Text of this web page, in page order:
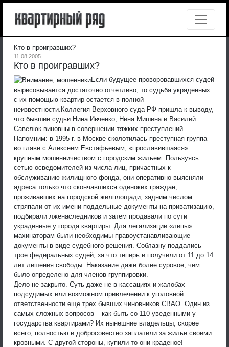
Кто в проигравших?
11.08.2005
Кто в проигравших?
Если будущее проворовавшихся судей
вырисовывается достаточно отчетливо, то судьба украденных
с их помощью квартир остается в полной
неизвестности. Коллегия Верховного суда РФ пришла к выводу,
что бывшие судьи Нина Ивченко, Нина Мишина и Василий
Савелюк виновны в совершении тяжких преступлений.
Напомним: в 1995 г. в Москве сколотилась преступная группа
во главе с Алексеем Евстафьевым, «прославившаяся»
крупным мошенничеством с городским жильем. Пользуясь
сетью осведомителей из числа лиц, причастных к
обслуживанию жилищного фонда, они оперативно выясняли
адреса только что скончавшихся одиноких граждан,
проживавших на городской жилплощади, задним числом
стряпали от их имени поддельные документы на приватизацию,
подбирали лженаследников и затем продавали по сути
украденные у города квартиры. Для легализации «липы»
махинаторам были необходимы правоустанавливающие
документы в виде судебного решения. Соблазну поддались
трое федеральных судей, за что теперь и получили от 11 до 14
лет лишения свободы. Наказание даже более суровое, чем
было определено для членов группировки.
Дело не закрыто. Суть даже не в кассациях и жалобах
подсудимых или возможном привлечении к уголовной
ответственности еще трех бывших чиновников CВАО. Один из
самых сложных вопросов – как быть со 110 уведенными у
государства квартирами? Их нынешние владельцы, скорее
всего, полностью и добросовестно заплатили за жилье своими
кровными. С другой стороны, купили-то они краденое!